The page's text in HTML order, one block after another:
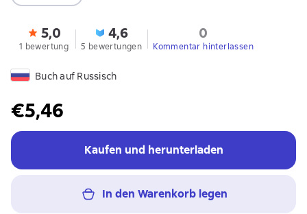
5,0
1 bewertung
4,6
5 bewertungen
0
Kommentar hinterlassen
Buch auf Russisch
€5,46
Kaufen und herunterladen
In den Warenkorb legen